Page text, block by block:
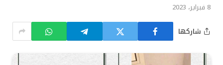
8 فبراير، 2023
شاركها